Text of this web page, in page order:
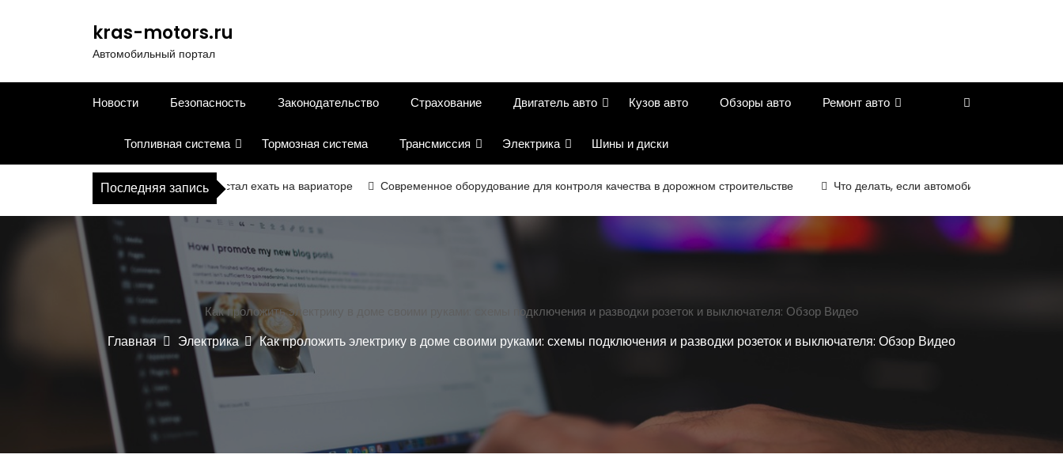
о
р
kras-motors.ru
Автомобильный портал
Новости Безопасность Законодательство Страхование Двигатель авто Кузов авто Обзоры авто Ремонт авто
Топливная система Тормозная система Трансмиссия Электрика Шины и диски
Последняя запись
Что делать, если автомобиль перестал ехать на вариаторе Современное оборудование для контроля качества в дорожном строительстве Что делать, если автомобиль перестал ехать
Как проложить электрику в доме своими руками: схемы подключения и разводки розеток и выключателя: Обзор Видео
Главная Электрика Как проложить электрику в доме своими руками: схемы подключения и разводки розеток и выключателя: Обзор Видео